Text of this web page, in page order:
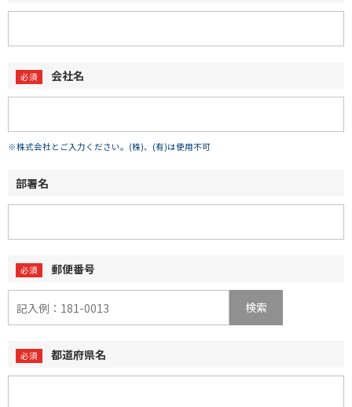
会社名
※株式会社とご入力ください。(株)、(有)は使用不可
部署名
郵便番号
検索
都道府県名